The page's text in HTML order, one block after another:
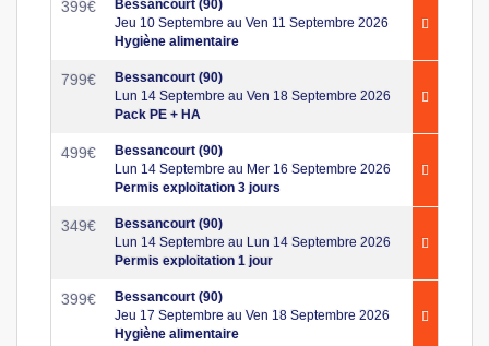
399€
Bessancourt (90)
Jeu 10 Septembre au Ven 11 Septembre 2026
Hygiène alimentaire
799€
Bessancourt (90)
Lun 14 Septembre au Ven 18 Septembre 2026
Pack PE + HA
499€
Bessancourt (90)
Lun 14 Septembre au Mer 16 Septembre 2026
Permis exploitation 3 jours
349€
Bessancourt (90)
Lun 14 Septembre au Lun 14 Septembre 2026
Permis exploitation 1 jour
399€
Bessancourt (90)
Jeu 17 Septembre au Ven 18 Septembre 2026
Hygiène alimentaire